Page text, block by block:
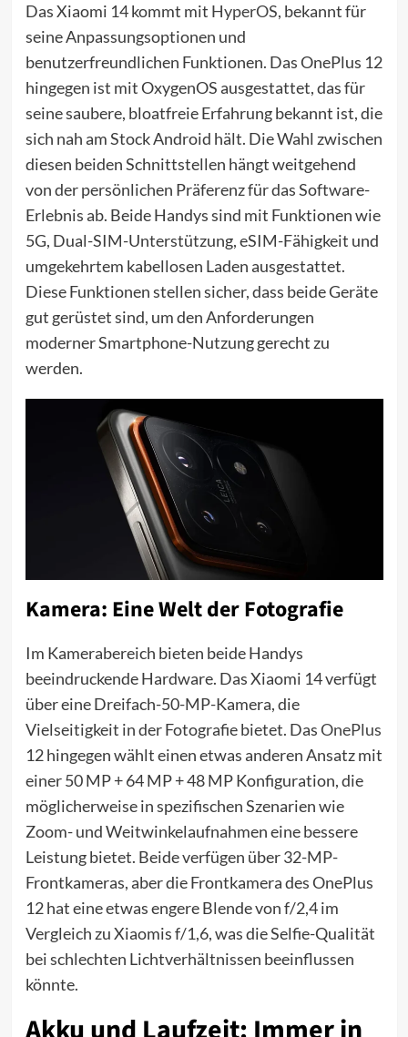
Das Xiaomi 14 kommt mit HyperOS, bekannt für
seine Anpassungsoptionen und
benutzerfreundlichen Funktionen. Das OnePlus 12
hingegen ist mit OxygenOS ausgestattet, das für
seine saubere, bloatfreie Erfahrung bekannt ist, die
sich nah am Stock Android hält. Die Wahl zwischen
diesen beiden Schnittstellen hängt weitgehend
von der persönlichen Präferenz für das Software-
Erlebnis ab. Beide Handys sind mit Funktionen wie
5G, Dual-SIM-Unterstützung, eSIM-Fähigkeit und
umgekehrtem kabellosen Laden ausgestattet.
Diese Funktionen stellen sicher, dass beide Geräte
gut gerüstet sind, um den Anforderungen
moderner Smartphone-Nutzung gerecht zu
werden.
Kamera: Eine Welt der Fotografie
Im Kamerabereich bieten beide Handys
beeindruckende Hardware. Das Xiaomi 14 verfügt
über eine Dreifach-50-MP-Kamera, die
Vielseitigkeit in der Fotografie bietet. DasOnePlus
12 hingegen wählt einen etwas anderen Ansatz mit
einer 50 MP + 64 MP + 48 MP Konfiguration, die
möglicherweise in spezifischen Szenarien wie
Zoom- und Weitwinkelaufnahmen eine bessere
Leistung bietet. Beide verfügen über 32-MP-
Frontkameras, aber die Frontkamera des OnePlus
12 hat eine etwas engere Blende von f/2,4 im
Vergleich zu Xiaomis f/1,6, was die Selfie-Qualität
bei schlechten Lichtverhältnissen beeinflussen
könnte.